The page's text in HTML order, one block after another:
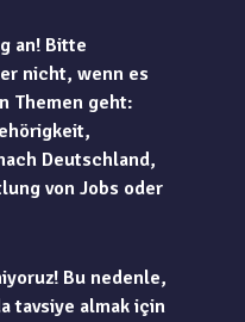
an! Bitte
nicht, wenn es
Themen geht:
Deutschland,
von Jobs oder
Bu nedenle,
tavsiye almak için